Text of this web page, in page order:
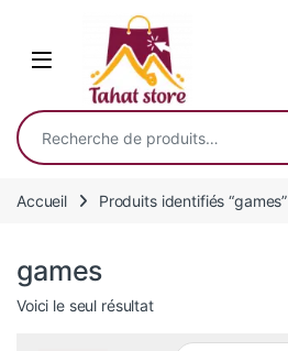
Recherche pour :
Accueil Produits identifiés “games”
games
Voici le seul résultat